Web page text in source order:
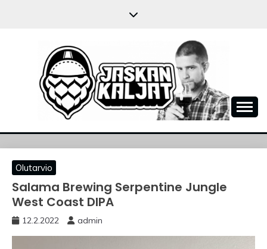
JASKANKALJAT
Olutarvio
Salama Brewing Serpentine Jungle
West Coast DIPA
12.2.2022 admin